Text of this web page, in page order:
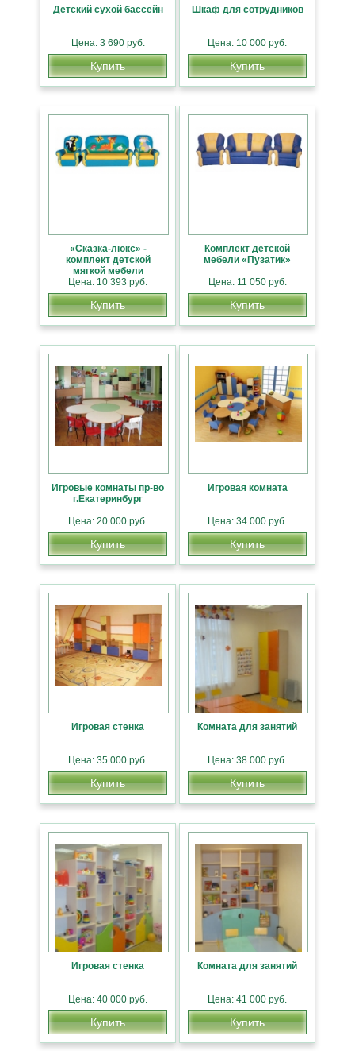
Детский сухой бассейн
Цена: 3 690 руб.
Купить
Шкаф для сотрудников
Цена: 10 000 руб.
Купить
«Сказка-люкс» -
комплект детской
мягкой мебели
Цена: 10 393 руб.
Купить
Комплект детской
мебели «Пузатик»
Цена: 11 050 руб.
Купить
Игровые комнаты пр-во
г.Екатеринбург
Цена: 20 000 руб.
Купить
Игровая комната
Цена: 34 000 руб.
Купить
Игровая стенка
Цена: 35 000 руб.
Купить
Комната для занятий
Цена: 38 000 руб.
Купить
Игровая стенка
Цена: 40 000 руб.
Купить
Комната для занятий
Цена: 41 000 руб.
Купить